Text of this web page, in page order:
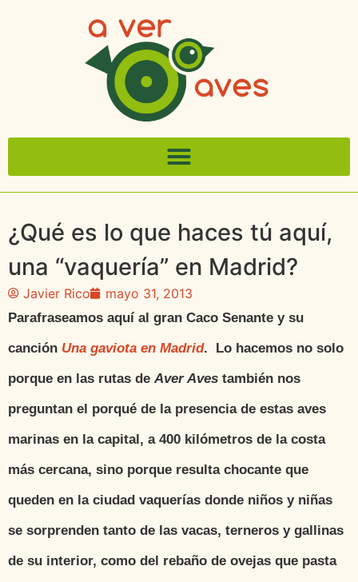
¿Qué es lo que haces tú aquí,
una “vaquería” en Madrid?
Javier Rico mayo 31, 2013
Parafraseamos aquí al gran Caco Senante y su
canción Una gaviota en Madrid. Lo hacemos no solo
porque en las rutas de Aver Aves también nos
preguntan el porqué de la presencia de estas aves
marinas en la capital, a 400 kilómetros de la costa
más cercana, sino porque resulta chocante que
queden en la ciudad vaquerías donde niños y niñas
se sorprenden tanto de las vacas, terneros y gallinas
de su interior, como del rebaño de ovejas que pasta